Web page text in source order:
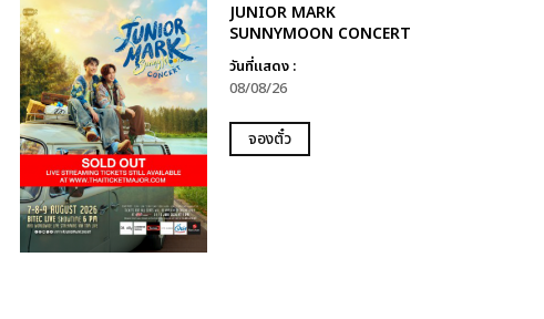
JUNIOR MARK
SUNNYMOON CONCERT
วันที่แสดง :
08/08/26
จองตั๋ว